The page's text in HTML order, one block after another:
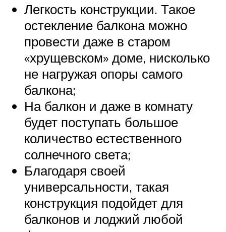
Легкость конструкции. Такое
остекление балкона можно
провести даже в старом
«хрущевском» доме, нисколько
не нагружая опоры самого
балкона;
На балкон и даже в комнату
будет поступать большое
количество естественного
солнечного света;
Благодаря своей
универсальности, такая
конструкция подойдет для
балконов и лоджий любой